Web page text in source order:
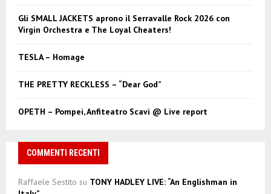
Gli SMALL JACKETS aprono il Serravalle Rock 2026 con
Virgin Orchestra e The Loyal Cheaters!
TESLA – Homage
THE PRETTY RECKLESS – “Dear God”
OPETH – Pompei, Anfiteatro Scavi @ Live report
COMMENTI RECENTI
Raffaele Sestito su TONY HADLEY LIVE: “An Englishman in